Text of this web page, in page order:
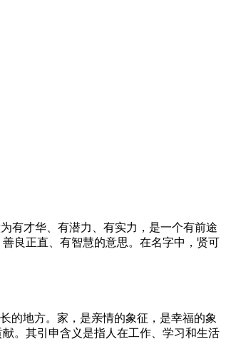
有才华、有潜力、有实力，是一个有前途
良正直、有智慧的意思。在名字中，贤可
的地方。家，是亲情的象征，是幸福的象
。其引申含义是指人在工作、学习和生活